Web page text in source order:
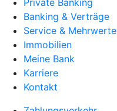
Private Banking
Banking & Verträge
Service & Mehrwerte
Immobilien
Meine Bank
Karriere
Kontakt